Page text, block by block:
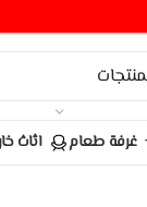
غرفة طعام اثاث